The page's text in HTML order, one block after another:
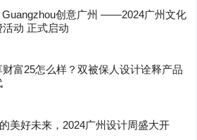
Guangzhou创意广州 ——2024广州文化
动 正式启动
富25怎么样？双被保人设计诠释产品
的美好未来，2024广州设计周盛大开